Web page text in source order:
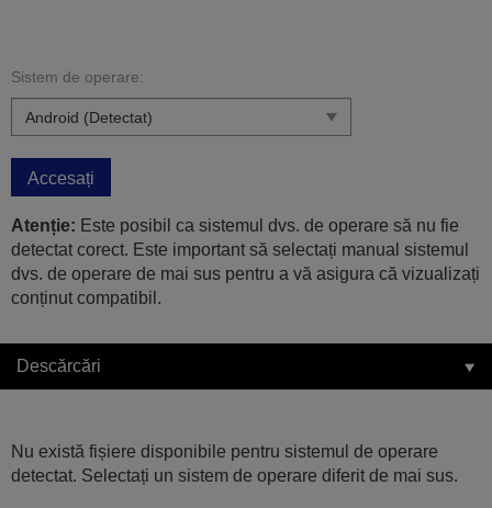
Sistem de operare:
Accesați
Atenție: Este posibil ca sistemul dvs. de operare să nu fie
detectat corect. Este important să selectați manual sistemul
dvs. de operare de mai sus pentru a vă asigura că vizualizați
conținut compatibil.
Descărcări
Nu există fișiere disponibile pentru sistemul de operare
detectat. Selectați un sistem de operare diferit de mai sus.